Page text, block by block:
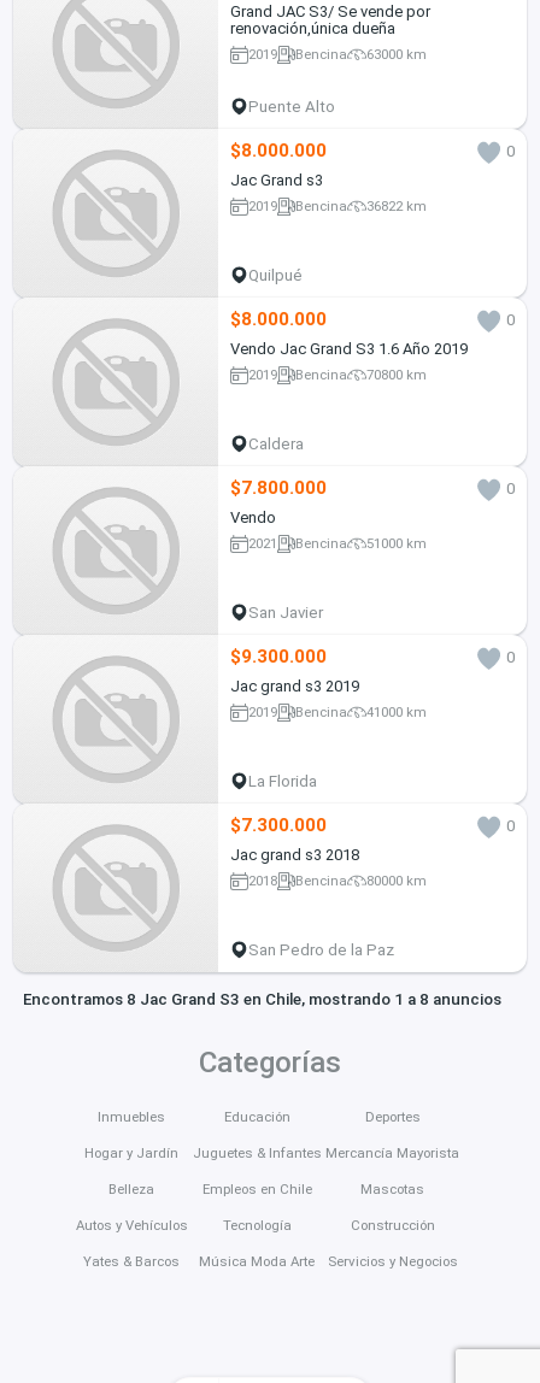
Grand JAC S3/ Se vende por
renovación,única dueña
2019 Bencina 63000 km
Puente Alto
$8.000.000
0
Jac Grand s3
2019 Bencina 36822 km
Quilpué
$8.000.000
0
Vendo Jac Grand S3 1.6 Año 2019
2019 Bencina 70800 km
Caldera
$7.800.000
0
Vendo
2021 Bencina 51000 km
San Javier
$9.300.000
0
Jac grand s3 2019
2019 Bencina 41000 km
La Florida
$7.300.000
0
Jac grand s3 2018
2018 Bencina 80000 km
San Pedro de la Paz
Encontramos 8 Jac Grand S3 en Chile, mostrando 1 a 8 anuncios
Categorías
Inmuebles
Hogar y Jardín
Belleza
Autos y Vehículos
Yates & Barcos
Educación
Juguetes & Infantes
Empleos en Chile
Tecnología
Música Moda Arte
Deportes
Mercancía Mayorista
Mascotas
Construcción
Servicios y Negocios